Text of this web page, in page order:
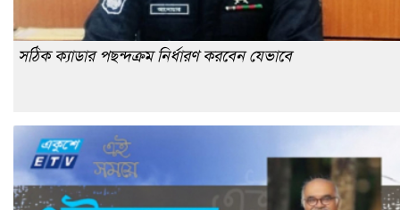
সঠিক ক্যাডার পছন্দক্রম নির্ধারণ করবেন যেভাবে